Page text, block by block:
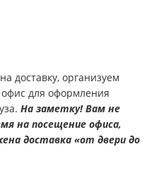
доставку, организуем
для оформления
На заметку! Вам не
на посещение офиса,
доставка «от двери до